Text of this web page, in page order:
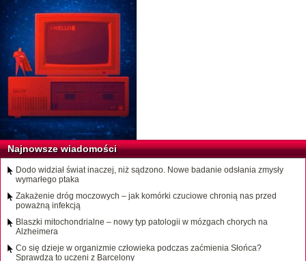
Najnowsze wiadomości
Dodo widział świat inaczej, niż sądzono. Nowe badanie odsłania zmysły
wymarłego ptaka
Zakażenie dróg moczowych – jak komórki czuciowe chronią nas przed
poważną infekcją
Blaszki mitochondrialne – nowy typ patologii w mózgach chorych na
Alzheimera
Co się dzieje w organizmie człowieka podczas zaćmienia Słońca?
Sprawdzą to uczeni z Barcelony